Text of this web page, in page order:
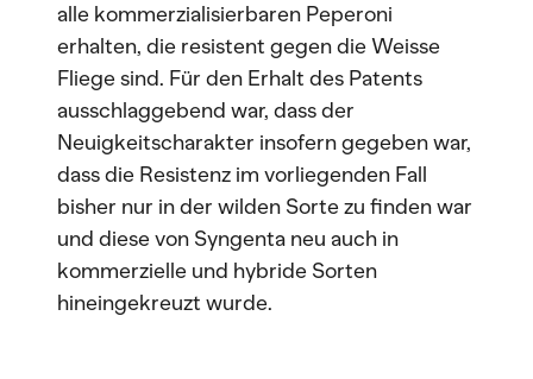
alle kommerzialisierbaren Peperoni
erhalten, die resistent gegen die Weisse
Fliege sind. Für den Erhalt des Patents
ausschlaggebend war, dass der
Neuigkeitscharakter insofern gegeben war,
dass die Resistenz im vorliegenden Fall
bisher nur in der wilden Sorte zu finden war
und diese von Syngenta neu auch in
kommerzielle und hybride Sorten
hineingekreuzt wurde.